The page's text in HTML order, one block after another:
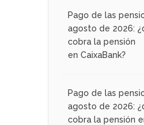
Pago de las
agosto de 2026:
cobra la pensión
en CaixaBank?
Pago de las
agosto de 2026:
cobra la pensión